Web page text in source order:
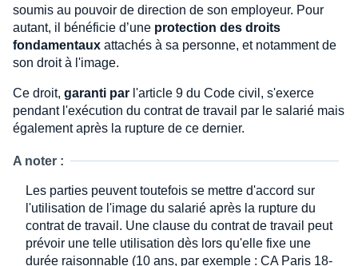
soumis au pouvoir de direction de son employeur. Pour
autant, il bénéficie d’une protection des droits
fondamentaux attachés à sa personne, et notamment de
son droit à l'image.
Ce droit, garanti par l'article 9 du Code civil, s'exerce
pendant l'exécution du contrat de travail par le salarié mais
également après la rupture de ce dernier.
A noter :
Les parties peuvent toutefois se mettre d'accord sur
l'utilisation de l'image du salarié après la rupture du
contrat de travail. Une clause du contrat de travail peut
prévoir une telle utilisation dès lors qu'elle fixe une
durée raisonnable (10 ans, par exemple : CA Paris 18-